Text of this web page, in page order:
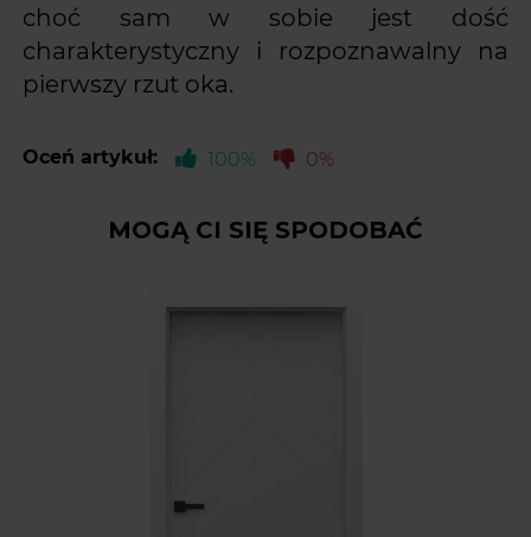
choć sam w sobie jest dość
charakterystyczny i rozpoznawalny na
pierwszy rzut oka.
Oceń artykuł: 100% 0%